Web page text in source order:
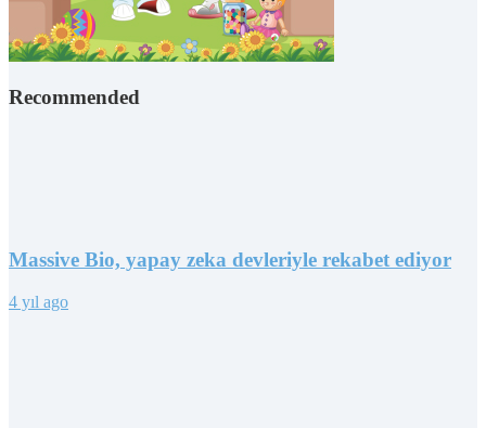
Recommended
Massive Bio, yapay zeka devleriyle rekabet ediyor
4 yıl ago